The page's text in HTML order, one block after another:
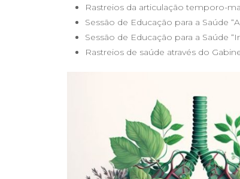
Rastreios da articulação temporo-
Sessão de Educação para a Saúde
Sessão de Educação para a Saúde
Rastreios de saúde através do